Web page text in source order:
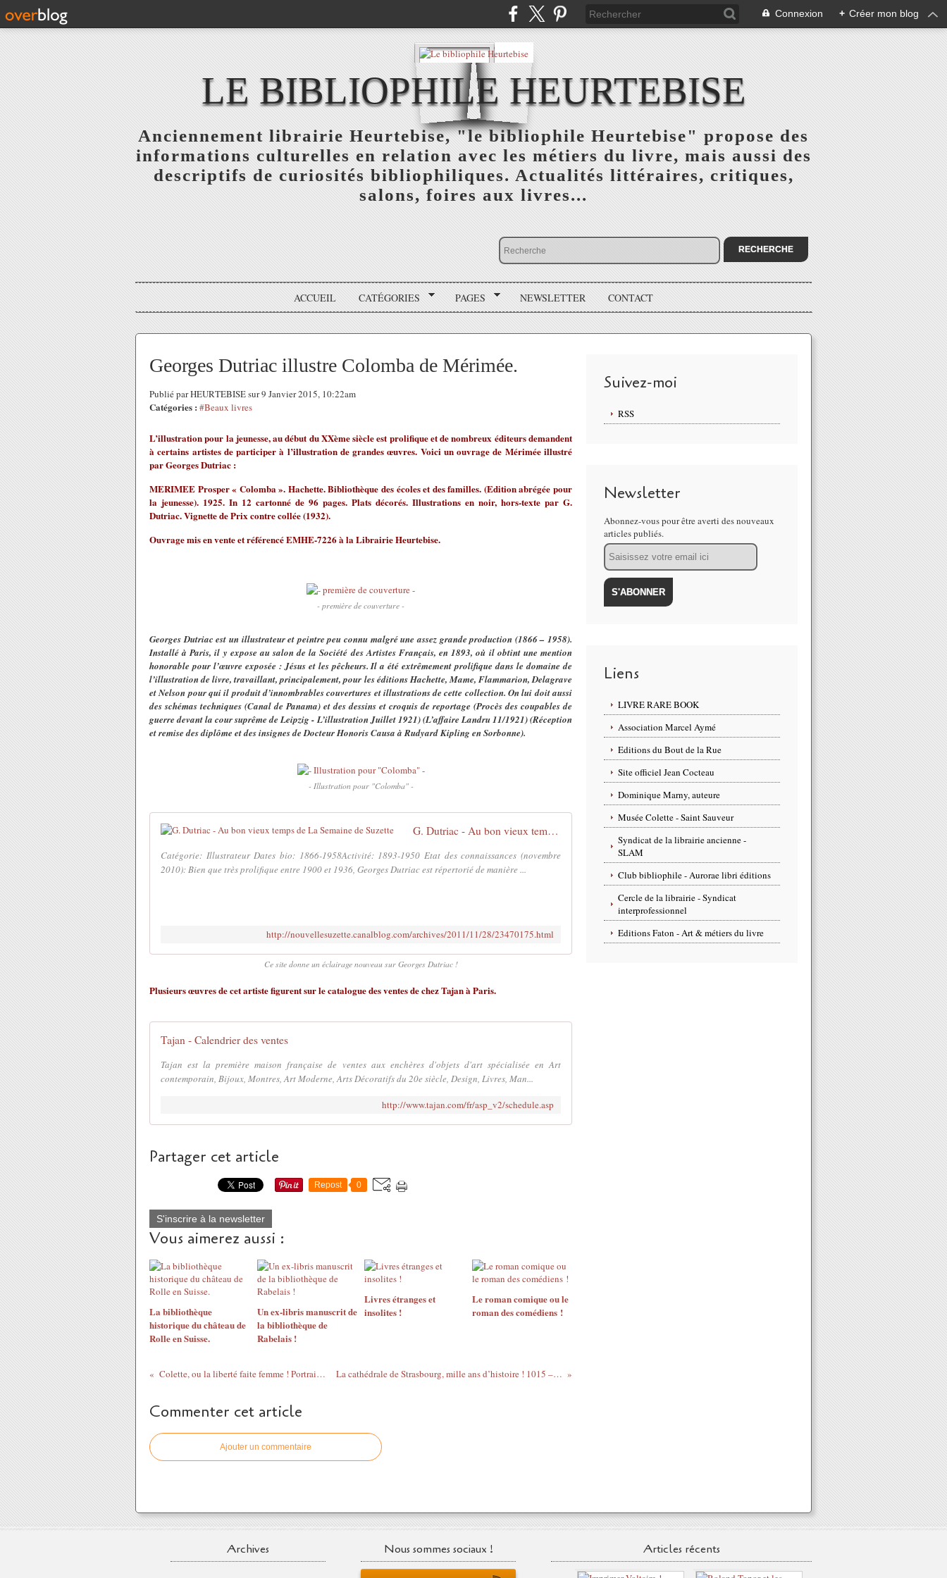
Connexion + Créer mon blog
LE BIBLIOPHILE HEURTEBISE
Anciennement librairie Heurtebise, "le bibliophile Heurtebise" propose des
informations culturelles en relation avec les métiers du livre, mais aussi des
descriptifs de curiosités bibliophiliques. Actualités littéraires, critiques,
salons, foires aux livres...
ACCUEIL CATÉGORIES PAGES NEWSLETTER CONTACT
Georges Dutriac illustre Colomba de Mérimée.
Publié par HEURTEBISE sur 9 Janvier 2015, 10:22am
Catégories : #Beaux livres
L’illustration pour la jeunesse, au début du XXème siècle est prolifique et de nombreux éditeurs demandent
à certains artistes de participer à l’illustration de grandes œuvres. Voici un ouvrage de Mérimée illustré
par Georges Dutriac :
MERIMEE Prosper « Colomba ». Hachette. Bibliothèque des écoles et des familles. (Edition abrégée pour
la jeunesse). 1925. In 12 cartonné de 96 pages. Plats décorés. Illustrations en noir, hors-texte par G.
Dutriac. Vignette de Prix contre collée (1932).
Ouvrage mis en vente et référencé EMHE-7226 à la Librairie Heurtebise.
- première de couverture -
Georges Dutriac est un illustrateur et peintre peu connu malgré une assez grande production (1866 – 1958).
Installé à Paris, il y expose au salon de la Société des Artistes Français, en 1893, où il obtint une mention
honorable pour l’œuvre exposée : Jésus et les pêcheurs. Il a été extrêmement prolifique dans le domaine de
l’illustration de livre, travaillant, principalement, pour les éditions Hachette, Mame, Flammarion, Delagrave
et Nelson pour qui il produit d’innombrables couvertures et illustrations de cette collection. On lui doit aussi
des schémas techniques (Canal de Panama) et des dessins et croquis de reportage (Procès des coupables de
guerre devant la cour suprême de Leipzig - L’illustration Juillet 1921) (L’affaire Landru 11/1921) (Réception
et remise des diplôme et des insignes de Docteur Honoris Causa à Rudyard Kipling en Sorbonne).
- Illustration pour "Colomba" -
G. Dutriac - Au bon vieux temps de La Semaine de Suzette
Catégorie: Illustrateur Dates bio: 1866-1958Activité: 1893-1950 Etat des connaissances (novembre
2010): Bien que très prolifique entre 1900 et 1936, Georges Dutriac est répertorié de manière ...
http://nouvellesuzette.canalblog.com/archives/2011/11/28/23470175.html
Ce site donne un éclairage nouveau sur Georges Dutriac !
Plusieurs œuvres de cet artiste figurent sur le catalogue des ventes de chez Tajan à Paris.
Tajan - Calendrier des ventes
Tajan est la première maison française de ventes aux enchères d'objets d'art spécialisée en Art
contemporain, Bijoux, Montres, Art Moderne, Arts Décoratifs du 20e siècle, Design, Livres, Man...
http://www.tajan.com/fr/asp_v2/schedule.asp
Partager cet article
Repost 0
S'inscrire à la newsletter
Vous aimerez aussi :
La bibliothèque
historique du château de
Rolle en Suisse.
Un ex-libris manuscrit de
la bibliothèque de
Rabelais !
Livres étranges et
insolites !
Le roman comique ou le
roman des comédiens !
Colette, ou la liberté faite femme ! Portraits et images littéraires ! La cathédrale de Strasbourg, mille ans d’histoire ! 1015 – 2015… Un bel anniversaire !
Commenter cet article
Ajouter un commentaire
Suivez-moi
RSS
Newsletter
Abonnez-vous pour être averti des nouveaux
articles publiés.
Email
Liens
LIVRE RARE BOOK
Association Marcel Aymé
Editions du Bout de la Rue
Site officiel Jean Cocteau
Dominique Marny, auteure
Musée Colette - Saint Sauveur
Syndicat de la librairie ancienne -
SLAM
Club bibliophile - Aurorae libri éditions
Cercle de la librairie - Syndicat
interprofessionnel
Editions Faton - Art & métiers du livre
Archives Nous sommes sociaux ! Articles récents